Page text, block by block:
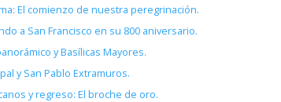
El comienzo de nuestra peregrinación.
a San Francisco en su 800 aniversario.
y Basílicas Mayores.
y San Pablo Extramuros.
y regreso: El broche de oro.